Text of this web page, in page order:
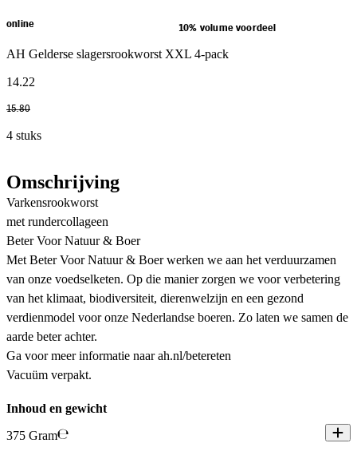
online 10% volume voordeel
AH Gelderse slagersrookworst XXL 4-pack
14.22
15.80
4 stuks
Omschrijving
Varkensrookworst
met rundercollageen
Beter Voor Natuur & Boer
Met Beter Voor Natuur & Boer werken we aan het verduurzamen
van onze voedselketen. Op die manier zorgen we voor verbetering
van het klimaat, biodiversiteit, dierenwelzijn en een gezond
verdienmodel voor onze Nederlandse boeren. Zo laten we samen de
aarde beter achter.
Ga voor meer informatie naar ah.nl/betereten
Vacuüm verpakt.
Inhoud en gewicht
375 Gram